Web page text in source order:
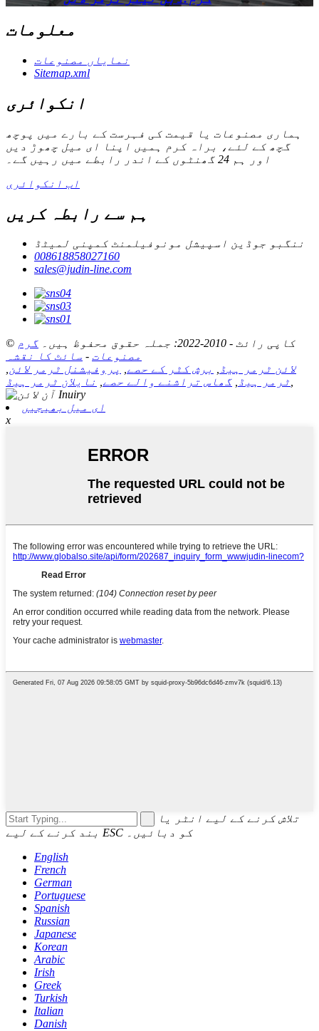
معلومات
نمایاں مصنوعات
Sitemap.xml
انکوائری
ہماری مصنوعات یا قیمت کی فہرست کے بارے میں پوچھ
گچھ کے لئے، براہ کرم ہمیں اپنا ای میل چھوڑ دیں
اور ہم 24 گھنٹوں کے اندر رابطے میں رہیں گے۔
اب انکوائری
ہم سے رابطہ کریں
ننگبو جوڈین اسپیشل مونوفیلمنٹ کمپنی لمیٹڈ
008618858027160
sales@judin-line.com
© کاپی رائٹ - 2010-2022: جملہ حقوق محفوظ ہیں۔
گرم
مصنوعات - سائٹ کا نقشہ
لائن ٹرمر ہیڈ, برش کٹر کے حصے, پروفیشنل ٹرمر لائن,
ٹرمر ہیڈ, گھاس تراشنے والے حصے, نایلان ٹرمر ہیڈ ,
ای میل بھیجیں
x
تلاش کرنے کے لیے انٹر یا
بند کرنے کے لیے ESC کو دبائیں۔
English
French
German
Portuguese
Spanish
Russian
Japanese
Korean
Arabic
Irish
Greek
Turkish
Italian
Danish